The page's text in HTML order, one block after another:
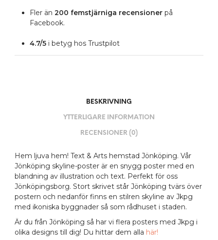
Fler än 200 femstjärniga recensionerpå
Facebook.
4.7/5i betyg hos Trustpilot
BESKRIVNING
YTTERLIGARE INFORMATION
RECENSIONER (0)
Hem ljuva hem! Text & Arts hemstad Jönköping. Vår
Jönköping skyline-poster är en snygg poster med en
blandning av illustration och text. Perfekt för oss
Jönköpingsborg. Stort skrivet står Jönköping tvärs över
postern och nedanför finns en stilren skyline av Jkpg
med ikoniska byggnader så som rådhuset i staden.
Är du från Jönköping så har vi flera posters med Jkpg i
olika designs till dig! Du hittar dem alla här!